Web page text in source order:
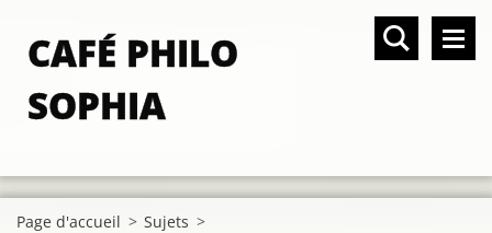
CAFÉ PHILO
SOPHIA
Page d'accueil > Sujets >